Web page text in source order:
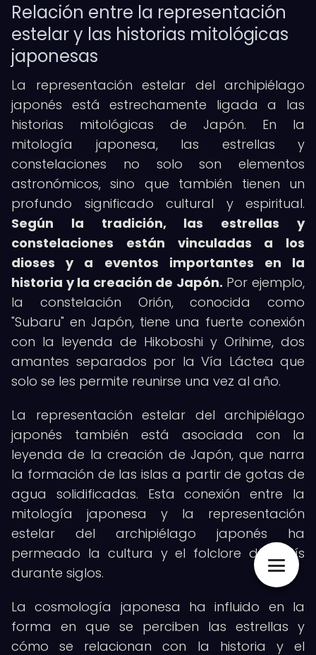
Relación entre la representación
estelar y las historias mitológicas
japonesas
La representación estelar del archipiélago
japonés está estrechamente ligada a las
historias mitológicas de Japón. En la
mitología japonesa, las estrellas y
constelaciones no solo son elementos
astronómicos, sino que también tienen un
profundo significado cultural y espiritual.
Según la tradición, las estrellas y
constelaciones están vinculadas a los
dioses y a eventos importantes en la
historia y la creación de Japón. Por ejemplo,
la constelación Orión, conocida como
"Subaru" en Japón, tiene una fuerte conexión
con la leyenda de Hikoboshi y Orihime, dos
amantes separados por la Vía Láctea que
solo se les permite reunirse una vez al año.
La representación estelar del archipiélago
japonés también está asociada con la
leyenda de la creación de Japón, que narra
la formación de las islas a partir de gotas de
agua solidificadas. Esta conexión entre la
mitología japonesa y la representación
estelar del archipiélago japonés ha
permeado la cultura y el folclore del país
durante siglos.
La cosmología japonesa ha influido en la
forma en que se perciben las estrellas y
cómo se relacionan con la historia y el